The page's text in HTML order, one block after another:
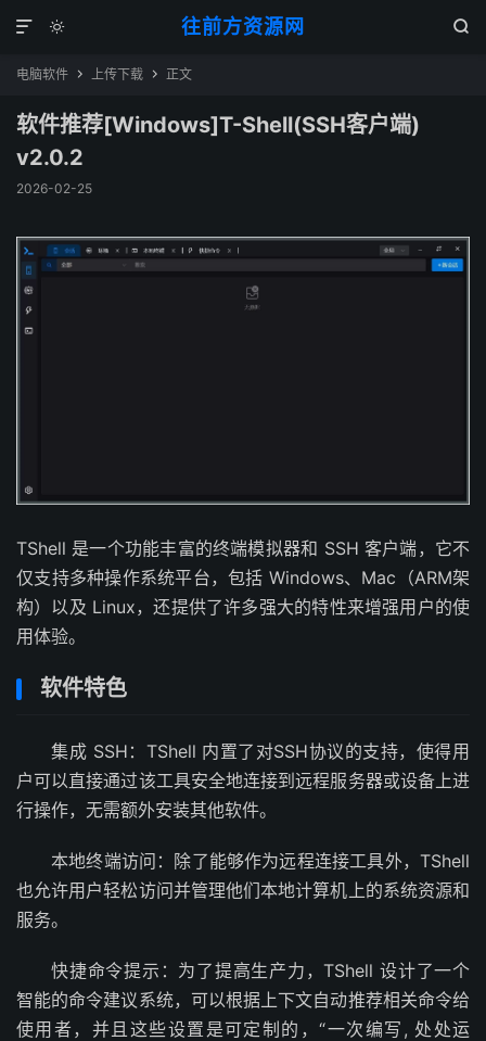
往前方资源网
 

电脑软件  上传下载  正文
软件推荐[Windows]T-Shell(SSH客户端)
v2.0.2
2026-02-25
TShell 是一个功能丰富的终端模拟器和 SSH 客户端，它不
仅支持多种操作系统平台，包括 Windows、Mac（ARM架
构）以及 Linux，还提供了许多强大的特性来增强用户的使
用体验。
软件特色
集成 SSH：TShell 内置了对SSH协议的支持，使得用
户可以直接通过该工具安全地连接到远程服务器或设备上进
行操作，无需额外安装其他软件。
本地终端访问：除了能够作为远程连接工具外，TShell
也允许用户轻松访问并管理他们本地计算机上的系统资源和
服务。
快捷命令提示：为了提高生产力，TShell 设计了一个
智能的命令建议系统，可以根据上下文自动推荐相关命令给
使用者，并且这些设置是可定制的，“一次编写, 处处运